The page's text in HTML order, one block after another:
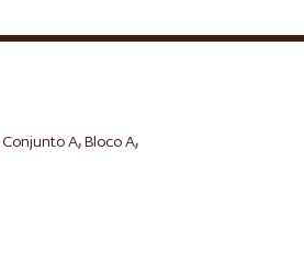
Conjunto A,Bloco A,